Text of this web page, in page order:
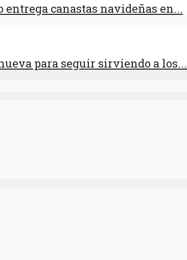
canastas navideñas en...
para seguir sirviendo a los...